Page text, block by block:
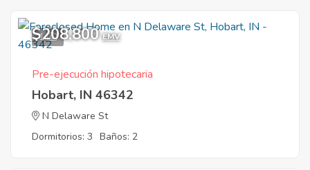
1
$208,800 EMV
Pre-ejecución hipotecaria
Hobart, IN 46342
N Delaware St
Dormitorios: 3 Baños: 2